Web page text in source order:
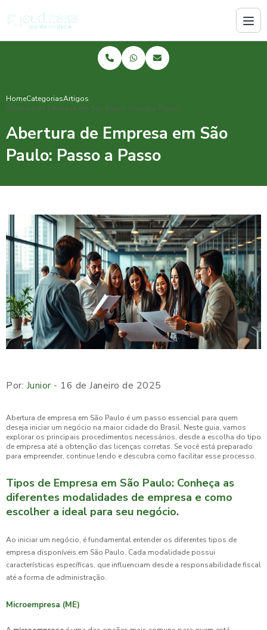
HomeCategoriasArtigos
Abertura de Empresa em São Paulo: Passo a Passo
Abertura de Empresa em São
Paulo: Passo a Passo
Por: Junior- 16 de Janeiro de 2025
Abertura de empresa em São Paulo é um passo essencial para quem
deseja iniciar um negócio na maior cidade do Brasil. Neste guia, vamos
explorar os principais procedimentos necessários, desde a escolha do tipo
de empresa até a obtenção das licenças corretas. Se você está preparado
para empreender, continue lendo e descubra como facilitar esse processo.
Tipos de Empresa em São Paulo: Conheça as
diferentes modalidades de empresa e como
escolher a ideal para seu negócio.
Ao iniciar um negócio, é fundamental entender os diferentes tipos de
empresa disponíveis em São Paulo. Cada modalidade possui
características específicas, que influenciam desde a responsabilidade fiscal
até a forma de administração.
Microempresa (ME)